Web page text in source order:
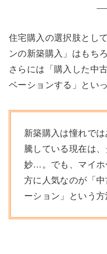
住宅購入の選択肢とし
ンの新築購入」はもち
さらには「購入した中
ベーションする」とい
新築購入は憧れで
騰している現在は
妙…。でも、マイホ
方に人気なのが「
ーション」という方